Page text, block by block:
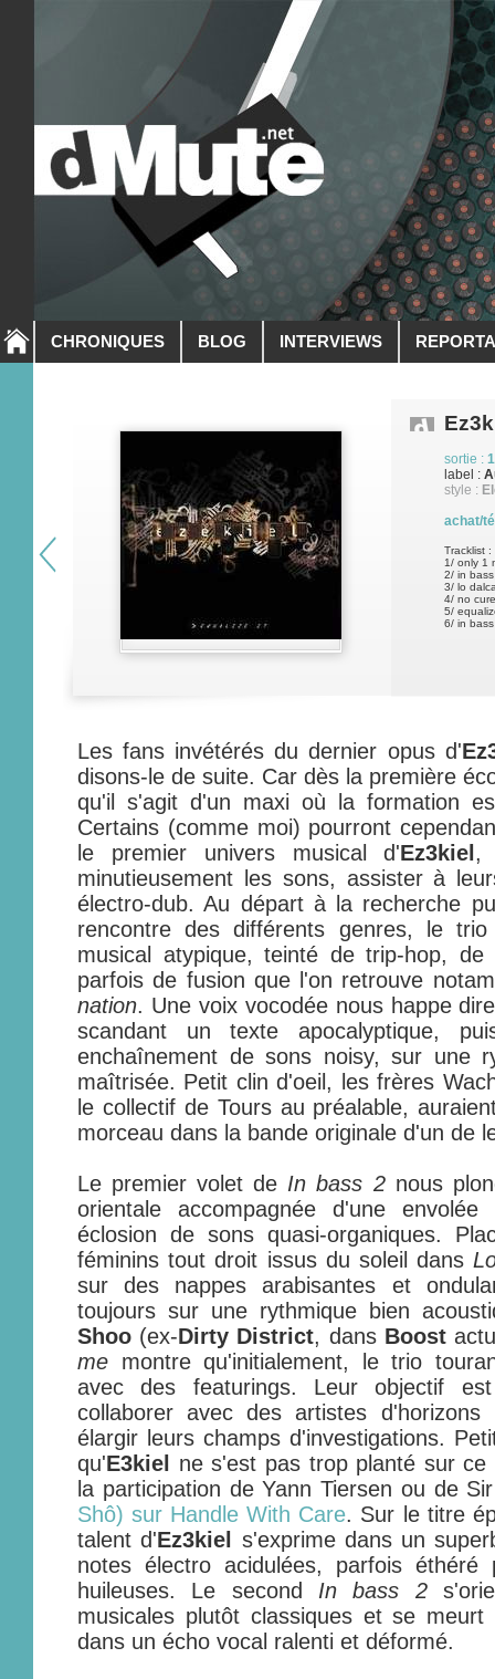
CHRONIQUES BLOG INTERVIEWS
sortie :
label :
style :
achat/
Tracklist :
1/ only 1
2/ in
3/ lo
4/ no
5/
6/ in
Les fans invétérés du dernier opus d'
disons-le de suite. Car dès la première
qu'il s'agit d'un maxi où la formation
Certains (comme moi) pourront
le premier univers musical d'Ez3kiel ,
minutieusement les sons, assister à
électro-dub. Au départ à la recherche
rencontre des différents genres, le
musical atypique, teinté de trip-hop, de
parfois de fusion que l'on retrouve
nation. Une voix vocodée nous happe
scandant un texte apocalyptique,
enchaînement de sons noisy, sur une
maîtrisée. Petit clin d'oeil, les frères
le collectif de Tours au préalable,
morceau dans la bande originale d'un de
Le premier volet de In bass 2nous
orientale accompagnée d'une
éclosion de sons quasi-organiques.
féminins tout droit issus du soleil dans
sur des nappes arabisantes et
toujours sur une rythmique bien
Shoo (ex-Dirty District, dans Boost
me montre qu'initialement, le trio
avec des featurings. Leur objectif
collaborer avec des artistes d'horizons
élargir leurs champs d'investigations.
qu'E3kiel
ne s'est pas trop planté sur
la participation de Yann Tiersen ou de
Shô) sur Handle With Care. Sur le titre
talent d'Ez3kiel
s'exprime dans un
notes électro acidulées, parfois éthéré
huileuses. Le second In bass 2
musicales plutôt classiques et se meurt
dans un écho vocal ralenti et déformé.